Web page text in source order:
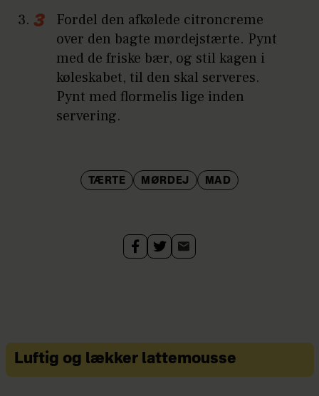
Fordel den afkølede citroncreme
over den bagte mørdejstærte. Pynt
med de friske bær, og stil kagen i
køleskabet, til den skal serveres.
Pynt med flormelis lige inden
servering.
TÆRTE MØRDEJ MAD
Luftig og lækker lattemousse